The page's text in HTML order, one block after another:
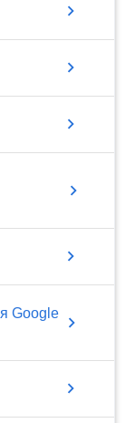
chevron_right
chevron_right
chevron_right
chevron_right
chevron_right
Google
chevron_right
chevron_right